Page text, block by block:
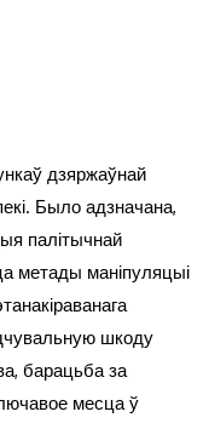
дзяржаўнай
Было адзначана,
палітычнай
метады маніпуляцыі
шкоду
барацьба за
месца ў